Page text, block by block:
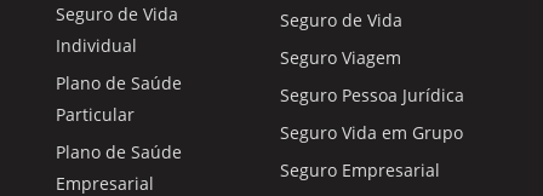
Seguro de Vida
Individual
Plano de Saúde
Particular
Plano de Saúde
Empresarial
Seguro de Vida
Seguro Viagem
Seguro Pessoa Jurídica
Seguro Vida em Grupo
Seguro Empresarial